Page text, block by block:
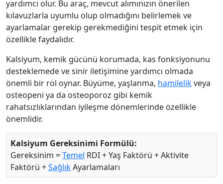
yardımcı olur. Bu araç, mevcut alımınızın önerilen
kılavuzlarla uyumlu olup olmadığını belirlemek ve
ayarlamalar gerekip gerekmediğini tespit etmek için
özellikle faydalıdır.
Kalsiyum, kemik gücünü korumada, kas fonksiyonunu
desteklemede ve sinir iletişimine yardımcı olmada
önemli bir rol oynar. Büyüme, yaşlanma, hamilelikveya
osteopeni ya da osteoporoz gibi kemik
rahatsızlıklarından iyileşme dönemlerinde özellikle
önemlidir.
Kalsiyum Gereksinimi Formülü:
Gereksinim =Temel RDI + Yaş Faktörü + Aktivite
Faktörü +SağlıkAyarlamaları